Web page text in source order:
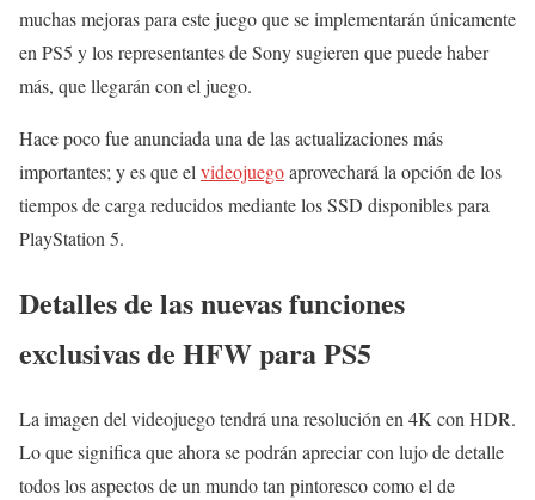
muchas mejoras para este juego que se implementarán únicamente
en PS5 y los representantes de Sony sugieren que puede haber
más, que llegarán con el juego.
Hace poco fue anunciada una de las actualizaciones más
importantes; y es que el videojuegoaprovechará la opción de los
tiempos de carga reducidos mediante los SSD disponibles para
PlayStation 5.
Detalles de las nuevas funciones
exclusivas de HFW para PS5
La imagen del videojuego tendrá una resolución en 4K con HDR.
Lo que significa que ahora se podrán apreciar con lujo de detalle
todos los aspectos de un mundo tan pintoresco como el de